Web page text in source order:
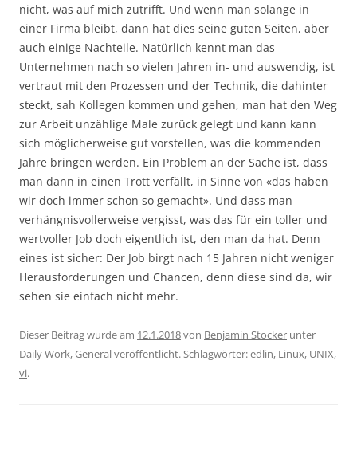
nicht, was auf mich zutrifft. Und wenn man solange in
einer Firma bleibt, dann hat dies seine guten Seiten, aber
auch einige Nachteile. Natürlich kennt man das
Unternehmen nach so vielen Jahren in- und auswendig, ist
vertraut mit den Prozessen und der Technik, die dahinter
steckt, sah Kollegen kommen und gehen, man hat den Weg
zur Arbeit unzählige Male zurück gelegt und kann kann
sich möglicherweise gut vorstellen, was die kommenden
Jahre bringen werden. Ein Problem an der Sache ist, dass
man dann in einen Trott verfällt, in Sinne von «das haben
wir doch immer schon so gemacht». Und dass man
verhängnisvollerweise vergisst, was das für ein toller und
wertvoller Job doch eigentlich ist, den man da hat. Denn
eines ist sicher: Der Job birgt nach 15 Jahren nicht weniger
Herausforderungen und Chancen, denn diese sind da, wir
sehen sie einfach nicht mehr.
Dieser Beitrag wurde am 12.1.2018von Benjamin Stocker unter
Daily Work,Generalveröffentlicht. Schlagwörter:edlin, Linux, UNIX,
vi.